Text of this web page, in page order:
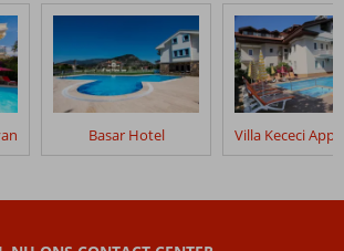
Basar Hotel